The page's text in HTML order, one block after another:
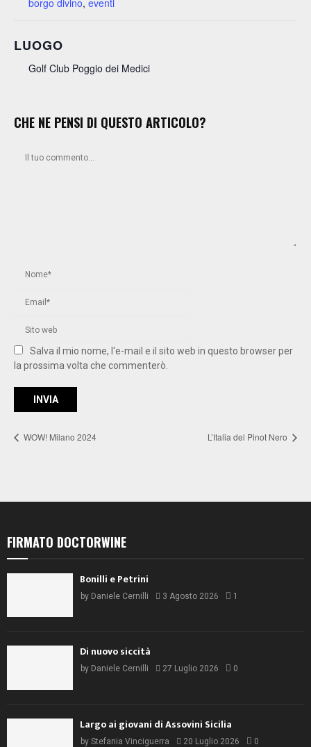
borgo divino, eventi
LUOGO
Golf Club Poggio dei Medici
CHE NE PENSI DI QUESTO ARTICOLO?
Salva il mio nome, l'e-mail e il sito web in questo browser per
la prossima volta che commenterò.
WOW! Milano 2024 L’Italia del Pinot Nero
FIRMATO DOCTORWINE
Bonilli e Petrini
by Daniele Cernilli 3 Agosto 2026 1
Di nuovo siccità
by Daniele Cernilli 27 Luglio 2026 0
Largo ai giovani di Assovini Sicilia
by Stefania Vinciguerra 20 Luglio 2026 0